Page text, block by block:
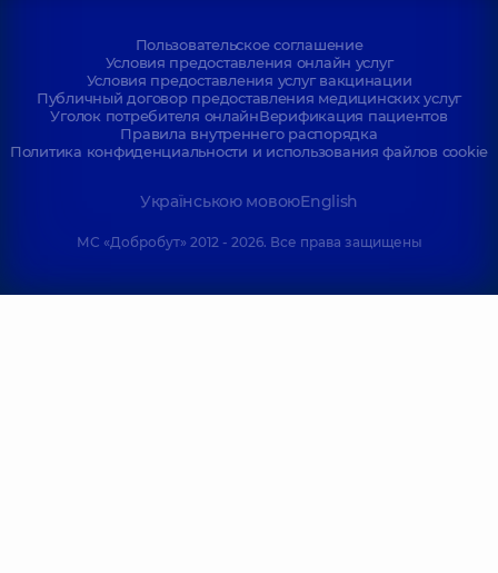
Пользовательское соглашение
Условия предоставления онлайн услуг
Условия предоставления услуг вакцинации
Публичный договор предоставления медицинских услуг
Уголок потребителя онлайнВерификация пациентов
Правила внутреннего распорядка
Политика конфиденциальности и использования файлов cookie
Українською мовоюEnglish
МС «Добробут» 2012 - 2026. Все права защищены